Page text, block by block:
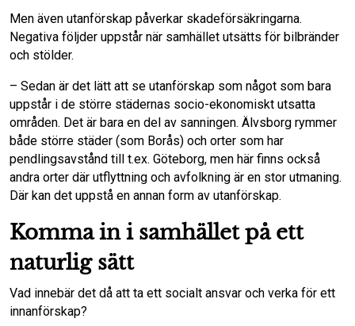
Men även utanförskap påverkar skadeförsäkringarna.
Negativa följder uppstår när samhället utsätts för bilbränder
och stölder.
– Sedan är det lätt att se utanförskap som något som bara
uppstår i de större städernas socio-ekonomiskt utsatta
områden. Det är bara en del av sanningen. Älvsborg rymmer
både större städer (som Borås) och orter som har
pendlingsavstånd till t.ex. Göteborg, men här finns också
andra orter där utflyttning och avfolkning är en stor utmaning.
Där kan det uppstå en annan form av utanförskap.
Komma in i samhället på ett
naturlig sätt
Vad innebär det då att ta ett socialt ansvar och verka för ett
innanförskap?